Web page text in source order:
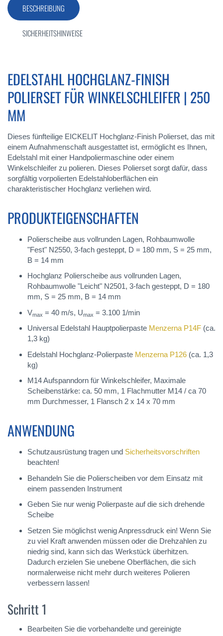
BESCHREIBUNG
EDELSTAHL HOCHGLANZ-FINISH
POLIERSET FÜR WINKELSCHLEIFER | 250
MM
Dieses fünfteilige EICKELIT Hochglanz-Finish Polierset, das mit
einem Aufnahmenschaft ausgestattet ist, ermöglicht es Ihnen,
Edelstahl mit einer Handpoliermaschine oder einem
Winkelschleifer zu polieren. Dieses Polierset sorgt dafür, dass
sorgfältig vorpolierten Edelstahloberflächen ein
charakteristischer Hochglanz verliehen wird.
PRODUKTEIGENSCHAFTEN
Polierscheibe aus vollrunden Lagen, Rohbaumwolle
"Fest" N2550, 3-fach gesteppt, D = 180 mm, S = 25 mm,
B = 14 mm
Hochglanz Polierscheibe aus vollrunden Lagen,
Rohbaumwolle "Leicht" N2501, 3-fach gesteppt, D = 180
mm, S = 25 mm, B = 14 mm
Vmax = 40 m/s, Umax = 3.100 1/min
Universal Edelstahl Hauptpolierpaste Menzerna P14F (ca.
1,3 kg)
Edelstahl Hochglanz-Polierpaste Menzerna P126 (ca. 1,3
kg)
M14 Aufspanndorn für Winkelschleifer, Maximale
Scheibenstärke: ca. 50 mm, 1 Flachmutter M14 / ca 70
mm Durchmesser, 1 Flansch 2 x 14 x 70 mm
ANWENDUNG
Schutzausrüstung tragen und Sicherheitsvorschriften
beachten!
Behandeln Sie die Polierscheiben vor dem Einsatz mit
einem passenden Instrument
Geben Sie nur wenig Polierpaste auf die sich drehende
Scheibe
Setzen Sie möglichst wenig Anpressdruck ein! Wenn Sie
zu viel Kraft anwenden müssen oder die Drehzahlen zu
niedrig sind, kann sich das Werkstück überhitzen.
Dadurch erzielen Sie unebene Oberflächen, die sich
normalerweise nicht mehr durch weiteres Polieren
verbessern lassen!
Schritt 1
Bearbeiten Sie die vorbehandelte und gereinigte
SICHERHEITSHINWEISE